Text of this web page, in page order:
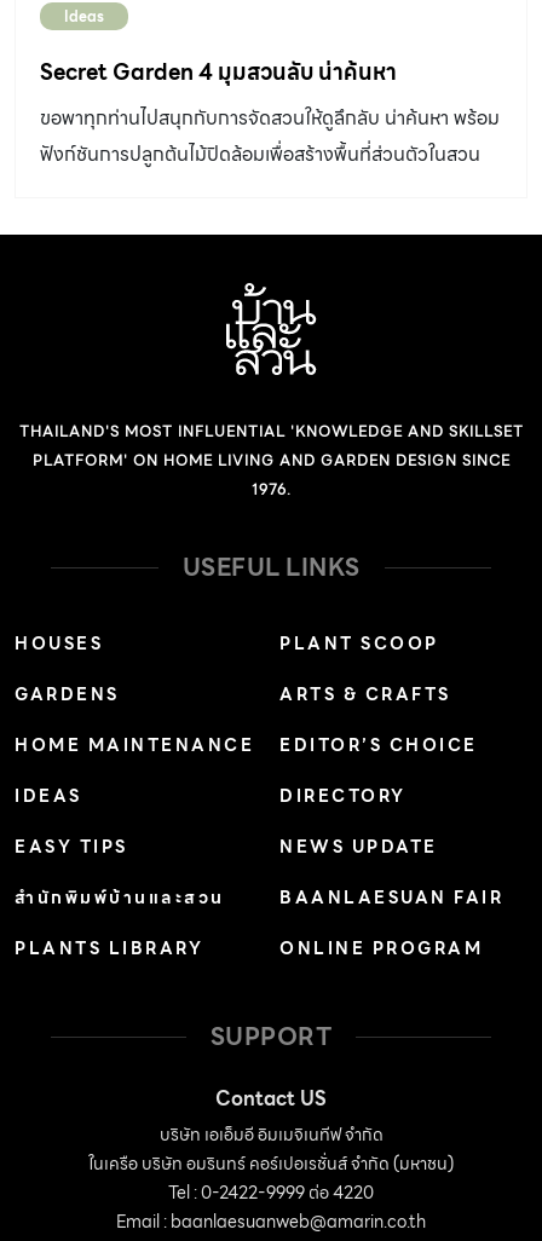
Ideas
Secret Garden 4 มุมสวนลับ น่าค้นหา
ขอพาทุกท่านไปสนุกกับการจัดสวนให้ดูลึกลับ น่าค้นหา พร้อม
ฟังก์ชันการปลูกต้นไม้ปิดล้อมเพื่อสร้างพื้นที่ส่วนตัวในสวน
THAILAND'S MOST INFLUENTIAL 'KNOWLEDGE AND SKILLSET
PLATFORM' ON HOME LIVING AND GARDEN DESIGN SINCE
1976.
USEFUL LINKS
HOUSES
GARDENS
HOME MAINTENANCE
IDEAS
EASY TIPS
สำนักพิมพ์บ้านและสวน
PLANTS LIBRARY
PLANT SCOOP
ARTS & CRAFTS
EDITOR’S CHOICE
DIRECTORY
NEWS UPDATE
BAANLAESUAN FAIR
ONLINE PROGRAM
SUPPORT
Contact US
บริษัท เอเอ็มอี อิมเมจิเนทีฟ จำกัด
ในเครือ บริษัท อมรินทร์ คอร์เปอเรชั่นส์ จำกัด (มหาชน)
Tel : 0-2422-9999 ต่อ 4220
Email :baanlaesuanweb@amarin.co.th